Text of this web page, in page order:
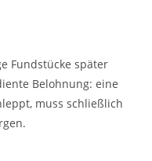
Fundstücke später
Belohnung: eine
muss schließlich